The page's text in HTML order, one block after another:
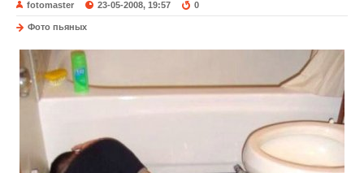
fotomaster 23-05-2008, 19:57 0
Фото пьяных